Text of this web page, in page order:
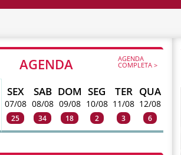
AGENDA AGENDA
COMPLETA >
SEX
07/08
25
SAB
08/08
34
DOM
09/08
18
SEG
10/08
2
TER
11/08
3
QUA
12/08
6